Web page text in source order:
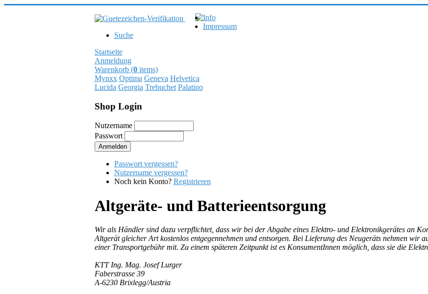
Info
Impressum
Suche
Startseite
Anmeldung
Warenkorb (0items)
Mynxx Optima Geneva Helvetica
Lucida Georgia Trebuchet Palatino
Shop Login
Nutzername
Passwort
Passwort vergessen?
Nutzername vergessen?
Noch kein Konto? Registrieren
Altgeräte- und Batterieentsorgung
Wir als Händler sind dazu verpflichtet, dass wir bei der Abgabe eines Elektro- und Elektronikgerätes an
Altgerät gleicher Art kostenlos entgegennehmen und entsorgen. Bei Lieferung des Neugeräts nehmen wir
einer Transportgebühr mit. Zu einem späteren Zeitpunkt ist es KonsumentInnen möglich, dass sie die
KTT Ing. Mag. Josef Lurger
Faberstrasse 39
A-6230 Brixlegg/Austria